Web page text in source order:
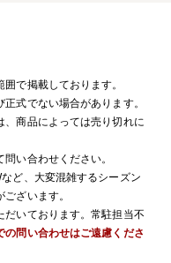
で掲載しております。
式でない場合があります。
、商品によっては売り切れに
い合わせください。
ど、大変混雑するシーズン
ざいます。
だいております。常駐担当不
の問い合わせはご遠慮くださ